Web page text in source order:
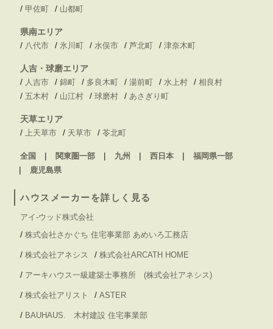
/ 甲佐町 / 山都町
県南エリア
/ 八代市 / 氷川町 / 水俣市 / 芦北町 / 津奈木町
人吉・球磨エリア
/ 人吉市 / 錦町 / 多良木町 / 湯前町 / 水上村 / 相良村
/ 五木村 / 山江村 / 球磨村 / あさぎり町
天草エリア
/
上天草市 / 天草市 / 苓北町
全国 関東圏一部 九州 西日本
福岡県一部
鹿児島県
ハウスメーカーを詳しく見る
アイ-ウッド株式会社
/ 株式会社さかぐち 住宅事業部 あめいろ工務店
/ 株式会社アネシス / 株式会社ARCATH HOME
/ アーキハウス一級建築士事務所 (株式会社アネシス)
/ 株式会社アリスト / ASTER
/ BAUHAUS. 木村建設 住宅事業部